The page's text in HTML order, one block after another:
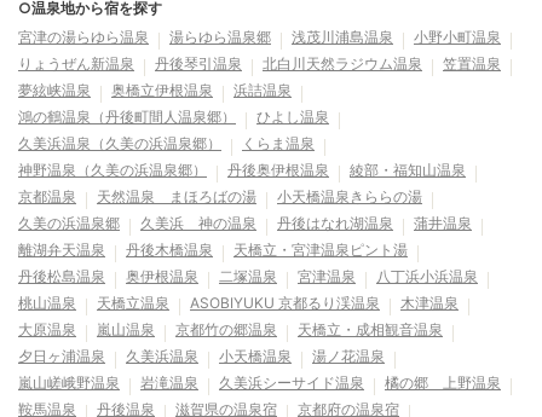
○温泉地から宿を探す
宮津の湯らゆら温泉
湯らゆら温泉郷 浅茂川浦島温泉
小野小町温泉
りょうぜん新温泉
丹後琴引温泉 北白川天然ラジウム温泉
笠置温泉
夢絃峡温泉
奥橋立伊根温泉
浜詰温泉
鴻の鶴温泉（丹後町間人温泉郷）
ひよし温泉
久美浜温泉（久美の浜温泉郷）
くらま温泉
神野温泉（久美の浜温泉郷）
丹後奥伊根温泉
綾部・福知山温泉
京都温泉
天然温泉 まほろばの湯
小天橋温泉きららの湯
久美の浜温泉郷
久美浜 神の温泉 丹後はなれ湖温泉
蒲井温泉
離湖弁天温泉
丹後木橋温泉
天橋立・宮津温泉ピント湯
丹後松島温泉
奥伊根温泉 二塚温泉 宮津温泉
八丁浜小浜温泉
桃山温泉
天橋立温泉 ASOBIYUKU 京都るり渓温泉
木津温泉
大原温泉
嵐山温泉 京都竹の郷温泉
天橋立・成相観音温泉
夕日ヶ浦温泉
久美浜温泉 小天橋温泉
湯ノ花温泉
嵐山嵯峨野温泉
岩滝温泉 久美浜シーサイド温泉
橘の郷 上野温泉
鞍馬温泉
丹後温泉 滋賀県の温泉宿 京都府の温泉宿